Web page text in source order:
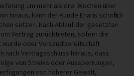
um mehr als drei Wochen über
hinaus, kann der Kunde Enaris schriftlich
setzen. Nach Ablauf der gesetzten
Vertrag zurücktreten, sofern die
oder Versandbereitschaft
nach Vertragsschluss heraus, dass
von Streiks oder Aussperrungen,
von höherer Gewalt,